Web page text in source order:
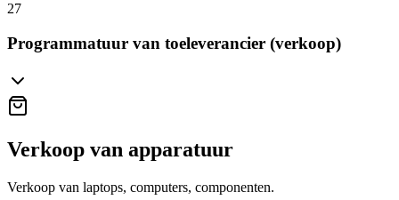
27
Programmatuur van toeleverancier (verkoop)
Verkoop van apparatuur
Verkoop van laptops, computers, componenten.